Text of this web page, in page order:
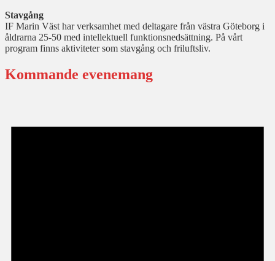
Stavgång
IF Marin Väst har verksamhet med deltagare från västra Göteborg i
åldrarna 25-50 med intellektuell funktionsnedsättning. På vårt
program finns aktiviteter som stavgång och friluftsliv.
Kommande evenemang